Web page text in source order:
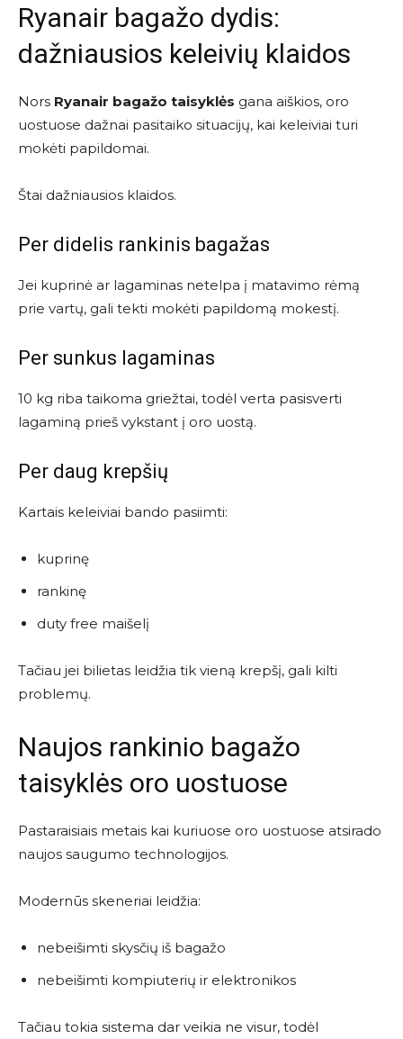
Ryanair bagažo dydis:
dažniausios keleivių klaidos
Nors Ryanair bagažo taisyklės gana aiškios, oro
uostuose dažnai pasitaiko situacijų, kai keleiviai turi
mokėti papildomai.
Štai dažniausios klaidos.
Per didelis rankinis bagažas
Jei kuprinė ar lagaminas netelpa į matavimo rėmą
prie vartų, gali tekti mokėti papildomą mokestį.
Per sunkus lagaminas
10 kg riba taikoma griežtai, todėl verta pasisverti
lagaminą prieš vykstant į oro uostą.
Per daug krepšių
Kartais keleiviai bando pasiimti:
kuprinę
rankinę
duty free maišelį
Tačiau jei bilietas leidžia tik vieną krepšį, gali kilti
problemų.
Naujos rankinio bagažo
taisyklės oro uostuose
Pastaraisiais metais kai kuriuose oro uostuose atsirado
naujos saugumo technologijos.
Modernūs skeneriai leidžia:
nebeišimti skysčių iš bagažo
nebeišimti kompiuterių ir elektronikos
Tačiau tokia sistema dar veikia ne visur, todėl